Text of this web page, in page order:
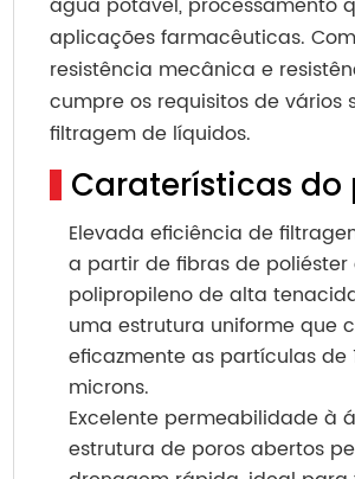
aplicações farmacêuticas.
resistência mecânica e
cumpre os requisitos de vários
filtragem de líquidos.
Caraterísticas do
Elevada eficiência de
a partir de fibras de poliéster
polipropileno de alta
uma estrutura uniforme que
eficazmente as partículas de
microns.
Excelente permeabilidade à
estrutura de poros abertos